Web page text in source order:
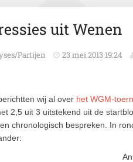
uit Wenen
Partijen 23 mei 2013 19:24
wij al over het WGM-
2,5 uit 3 uitstekend uit de
chronologisch bespreken. In